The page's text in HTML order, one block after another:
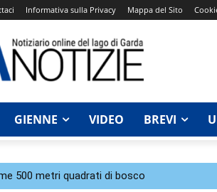
Informativa sulla Privacy Mappa del Sito
GIENNE VIDEO BREVI
500 metri quadrati di bosco